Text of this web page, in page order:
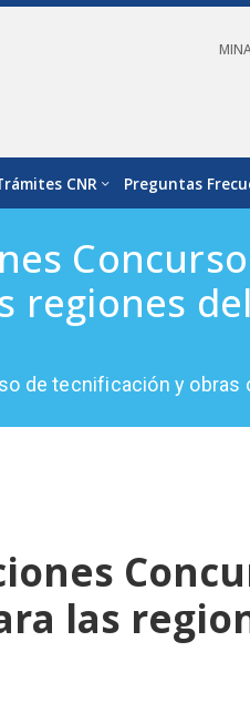
CNR Preguntas
regiones
de tecnificación y
las